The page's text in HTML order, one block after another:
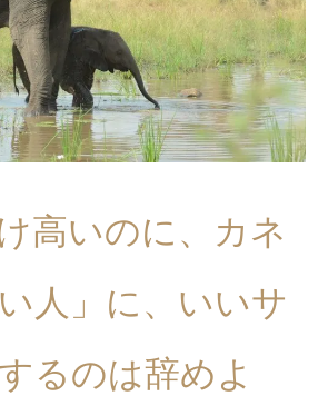
高いのに、カネ
人」に、いいサ
るのは辞めよ